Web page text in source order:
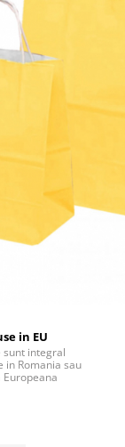
in EU
sunt integral
in Romania sau
Europeana